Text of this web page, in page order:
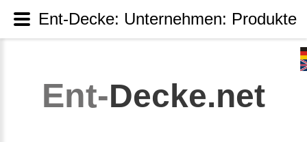
Ent-Decke.net
Ent-Decke: Unternehmen: Produkte